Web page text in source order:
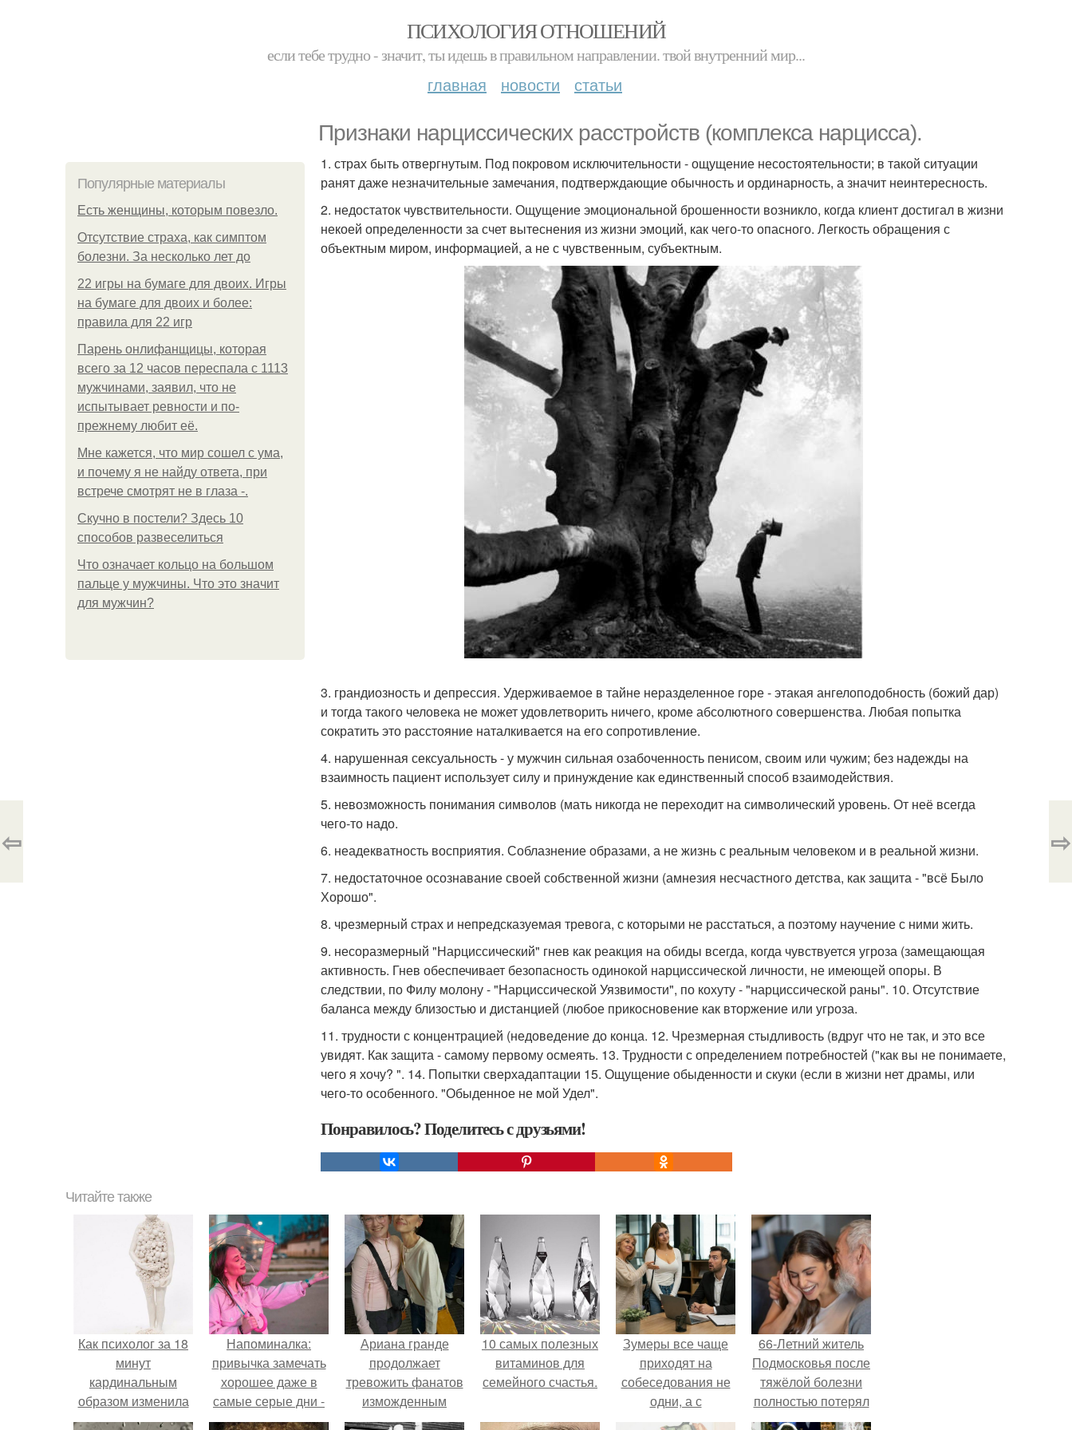
ПСИХОЛОГИЯ ОТНОШЕНИЙ
если тебе трудно - значит, ты идешь в правильном направлении. твой внутренний мир...
главная новости статьи
Признаки нарциссических расстройств (комплекса нарцисса).
Популярные материалы
Есть женщины, которым повезло.
Отсутствие страха, как симптом
болезни. За несколько лет до
22 игры на бумаге для двоих. Игры
на бумаге для двоих и более:
правила для 22 игр
Парень онлифанщицы, которая
всего за 12 часов переспала с 1113
мужчинами, заявил, что не
испытывает ревности и по-
прежнему любит её.
Мне кажется, что мир сошел с ума,
и почему я не найду ответа, при
встрече смотрят не в глаза -.
Скучно в постели? Здесь 10
способов развеселиться
Что означает кольцо на большом
пальце у мужчины. Что это значит
для мужчин?
1. страх быть отвергнутым. Под покровом исключительности - ощущение несостоятельности; в такой ситуации
ранят даже незначительные замечания, подтверждающие обычность и ординарность, а значит неинтересность.
2. недостаток чувствительности. Ощущение эмоциональной брошенности возникло, когда клиент достигал в жизни
некоей определенности за счет вытеснения из жизни эмоций, как чего-то опасного. Легкость обращения с
объектным миром, информацией, а не с чувственным, субъектным.
3. грандиозность и депрессия. Удерживаемое в тайне неразделенное горе - этакая ангелоподобность (божий дар)
и тогда такого человека не может удовлетворить ничего, кроме абсолютного совершенства. Любая попытка
сократить это расстояние наталкивается на его сопротивление.
4. нарушенная сексуальность - у мужчин сильная озабоченность пенисом, своим или чужим; без надежды на
взаимность пациент использует силу и принуждение как единственный способ взаимодействия.
5. невозможность понимания символов (мать никогда не переходит на символический уровень. От неё всегда
чего-то надо.
6. неадекватность восприятия. Соблазнение образами, а не жизнь с реальным человеком и в реальной жизни.
7. недостаточное осознавание своей собственной жизни (амнезия несчастного детства, как защита - "всё Было
Хорошо".
8. чрезмерный страх и непредсказуемая тревога, с которыми не расстаться, а поэтому научение с ними жить.
9. несоразмерный "Нарциссический" гнев как реакция на обиды всегда, когда чувствуется угроза (замещающая
активность. Гнев обеспечивает безопасность одинокой нарциссической личности, не имеющей опоры. В
следствии, по Филу молону - "Нарциссической Уязвимости", по кохуту - "нарциссической раны". 10. Отсутствие
баланса между близостью и дистанцией (любое прикосновение как вторжение или угроза.
11. трудности с концентрацией (недоведение до конца. 12. Чрезмерная стыдливость (вдруг что не так, и это все
увидят. Как защита - самому первому осмеять. 13. Трудности с определением потребностей ("как вы не понимаете,
чего я хочу? ". 14. Попытки сверхадаптации 15. Ощущение обыденности и скуки (если в жизни нет драмы, или
чего-то особенного. "Обыденное не мой Удел".
Понравилось? Поделитесь с друзьями!
⇦ ⇨
Читайте также
Как психолог за 18
минут
кардинальным
образом изменила
отношения отца и
Напоминалка:
привычка замечать
хорошее даже в
самые серые дни -
это не очередная
Ариана гранде
продолжает
тревожить фанатов
изможденным
Видом.
10 самых полезных
витаминов для
семейного счастья.
Зумеры все чаще
приходят на
собеседования не
одни, а с
родителями,
66-Летний житель
Подмосковья после
тяжёлой болезни
полностью потерял
потенцию, но